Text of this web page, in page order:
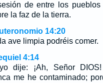
de entre los pueblos
la faz de la tierra.
14:20
ave limpia podréis comer.
4:14
dije: ¡Ah, Señor
me he contaminado;